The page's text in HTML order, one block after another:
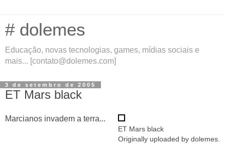
# dolemes
Educação, novas tecnologias, games, mídias sociais e
mais... [contato@dolemes.com]
3 de setembro de 2005
ET Mars black
ET Mars black
Originally uploaded by dolemes
Marcianos invadem a terra...